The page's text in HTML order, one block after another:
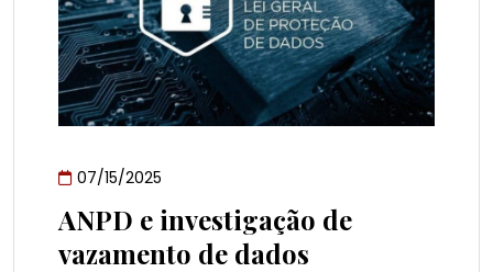
07/15/2025
ANPD e investigação de
vazamento de dados